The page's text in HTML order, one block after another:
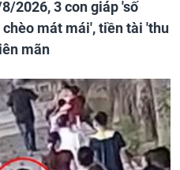
2026, 3 con giáp 'số
mát mái', tiền tài 'thu
mãn